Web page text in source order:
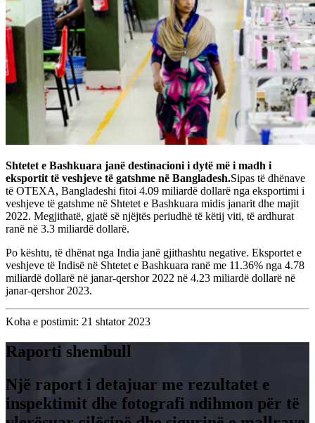
Shtetet e Bashkuara janë destinacioni i dytë më i madh i
eksportit të veshjeve të gatshme në Bangladesh.Sipas të dhënave
të OTEXA, Bangladeshi fitoi 4.09 miliardë dollarë nga eksportimi i
veshjeve të gatshme në Shtetet e Bashkuara midis janarit dhe majit
2022. Megjithatë, gjatë së njëjtës periudhë të këtij viti, të ardhurat
ranë në 3.3 miliardë dollarë.
Po kështu, të dhënat nga India janë gjithashtu negative. Eksportet e
veshjeve të Indisë në Shtetet e Bashkuara ranë me 11.36% nga 4.78
miliardë dollarë në janar-qershor 2022 në 4.23 miliardë dollarë në
janar-qershor 2023.
Koha e postimit: 21 shtator 2023
Raporti shembull
Një raport i detajuar me rezultatet e
inspektimit dhe fotografi ndihmon për të